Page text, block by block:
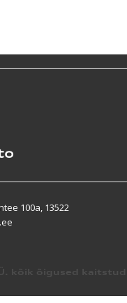
100a, 13522
kõik õigused kaitstud